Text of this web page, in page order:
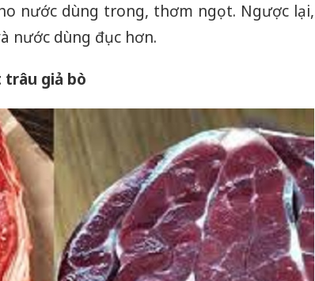
nước dùng trong, thơm ngọt. Ngược lại,
nước dùng đục hơn.
trâu giả bò